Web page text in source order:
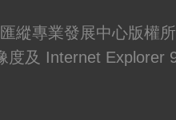
匯縱專業發展中心版權
度及 Internet Explorer